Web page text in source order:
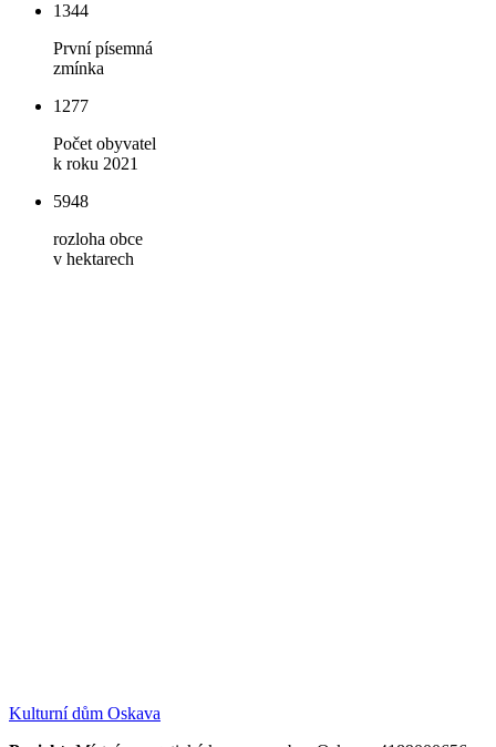
1344
První písemná
zmínka
1277
Počet obyvatel
k roku 2021
5948
rozloha obce
v hektarech
Kulturní dům Oskava